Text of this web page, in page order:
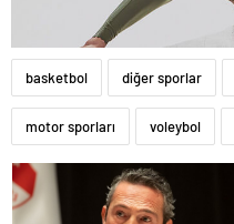
basketbol diğer sporlar
motor sporları voleybol